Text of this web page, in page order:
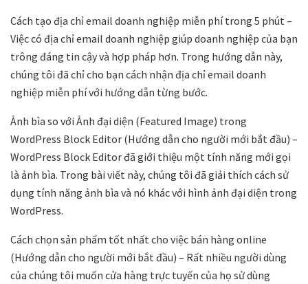
Cách tạo địa chỉ email doanh nghiệp miễn phí trong 5 phút –
Việc có địa chỉ email doanh nghiệp giúp doanh nghiệp của bạn
trông đáng tin cậy và hợp pháp hơn. Trong hướng dẫn này,
chúng tôi đã chỉ cho bạn cách nhận địa chỉ email doanh
nghiệp miễn phí với hướng dẫn từng bước.
Ảnh bìa so với Ảnh đại diện (Featured Image) trong
WordPress Block Editor (Hướng dẫn cho người mới bắt đầu) –
WordPress Block Editor đã giới thiệu một tính năng mới gọi
là ảnh bìa. Trong bài viết này, chúng tôi đã giải thích cách sử
dụng tính năng ảnh bìa và nó khác với hình ảnh đại diện trong
WordPress.
Cách chọn sản phẩm tốt nhất cho việc bán hàng online
(Hướng dẫn cho người mới bắt đầu) – Rất nhiều người dùng
của chúng tôi muốn cửa hàng trực tuyến của họ sử dùng